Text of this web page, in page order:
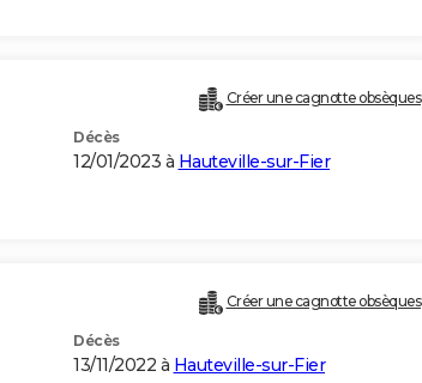
Créer une cagnotte obsèques
Décès
12/01/2023 à Hauteville-sur-Fier
Créer une cagnotte obsèques
Décès
13/11/2022 à Hauteville-sur-Fier